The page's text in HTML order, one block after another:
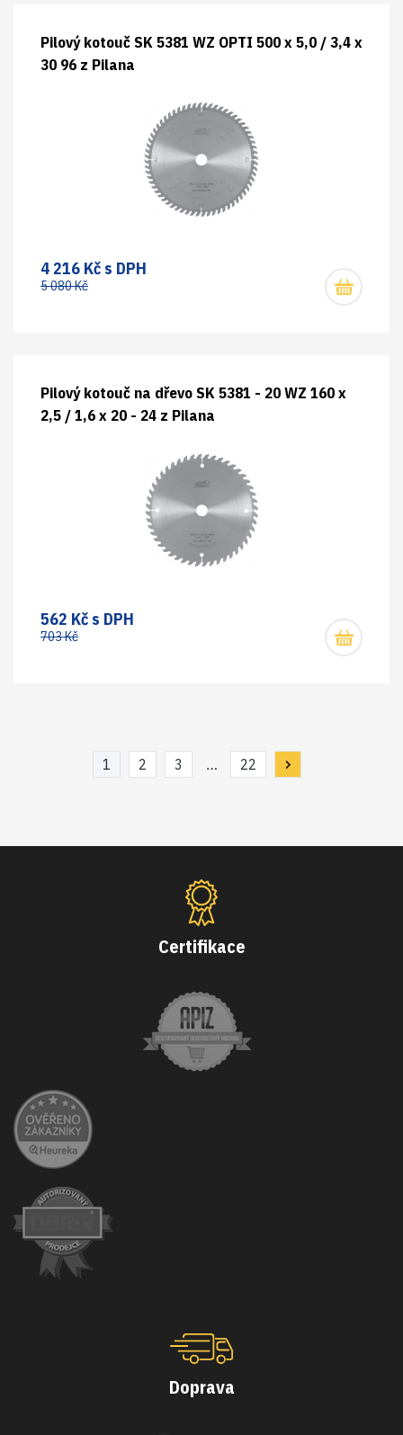
Pilový kotouč SK 5381 WZ OPTI 500 x 5,0 / 3,4 x
30 96 z Pilana
4 216 Kč s DPH
5 080 Kč
Pilový kotouč na dřevo SK 5381 - 20 WZ 160 x
2,5 / 1,6 x 20 - 24 z Pilana
562 Kč s DPH
703 Kč
1 2 3 … 22 Next
Certifikace
Doprava